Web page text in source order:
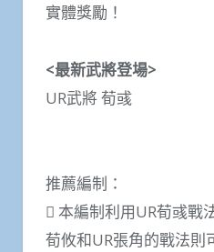
實體獎勵！
<最新武將登場>
UR武將 荀彧
推薦編制：
 本編制利用UR荀彧戰
荀攸和UR張角的戰法則